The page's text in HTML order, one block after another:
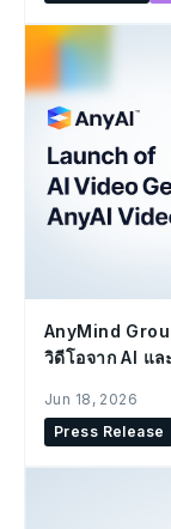
AnyMind
วิดีโอจาก AI และคอนเ
Jun 18, 2026
Press Release